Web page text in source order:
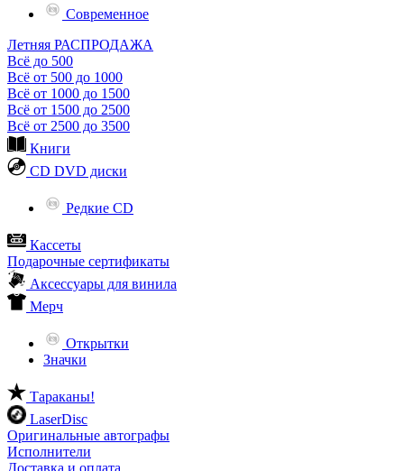
Современное
Летняя РАСПРОДАЖА
Всё до 500
Всё от 500 до 1000
Всё от 1000 до 1500
Всё от 1500 до 2500
Всё от 2500 до 3500
Книги
CD DVD диски
Редкие CD
Кассеты
Подарочные сертификаты
Аксессуары для винила
Мерч
Открытки
Значки
Тараканы!
LaserDisc
Оригинальные автографы
Исполнители
Доставка и оплата